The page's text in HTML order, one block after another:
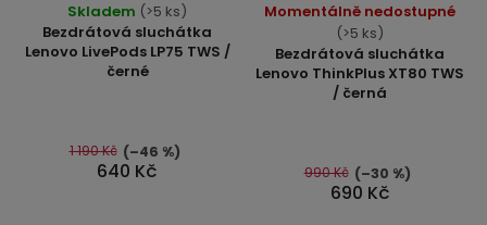
Bezdrátová sluchátka
Lenovo LivePods LP75 TWS /
černé
hodnocení
produktu
je
5
hvězdiček.
Skladem (>5 ks)
640 Kč
1 190 Kč (–46 %)
Bezdrátová sluchátka
Lenovo ThinkPlus XT80 TWS
/ černá
hodnocení
produktu
je
4,7
hvězdiček.
Momentálně nedostupné
(>5 ks)
690 Kč
990 Kč (–30 %)